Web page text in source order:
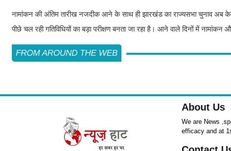
नामांकन की अंतिम तारीख नजदीक आने के साथ ही झारखंड का राज्यसभा चुनाव अब
पीछे चल रही गतिविधियों का बड़ा परीक्षण बनता जा रहा है। आने वाले दिनों में
FROM AROUND THE WEB
About Us
We are News
efficacy and at